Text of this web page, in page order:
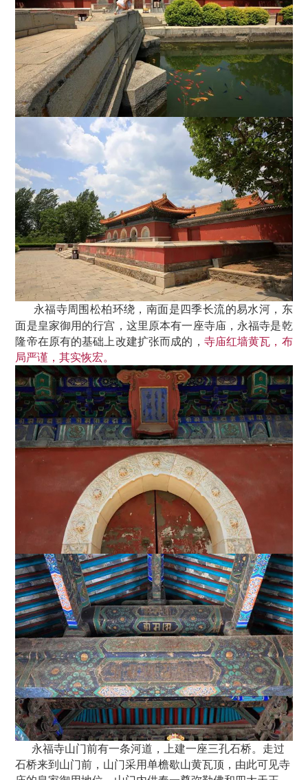
永福寺周围松柏环绕，南面是四季长流的易水河，东
面是皇家御用的行宫，这里原本有一座寺庙，永福寺是乾
隆帝在原有的基础上改建扩张而成的， 寺庙红墙黄瓦，布
局严谨，其实恢宏。
永福寺山门前有一条河道，上建一座三孔石桥。走过
石桥来到山门前，山门采用单檐歇山黄瓦顶，由此可见寺